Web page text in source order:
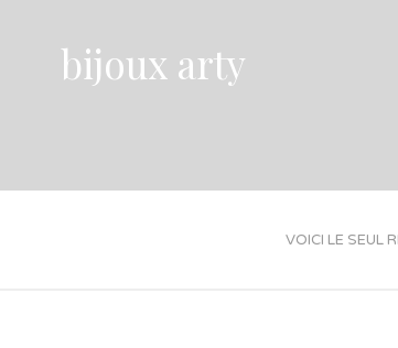
bijoux arty
VOICI LE SEUL